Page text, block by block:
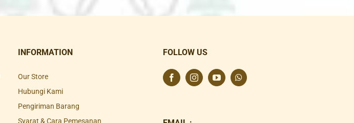
INFORMATION
Our Store
Hubungi Kami
Pengiriman Barang
Syarat & Cara Pemesanan
FOLLOW US